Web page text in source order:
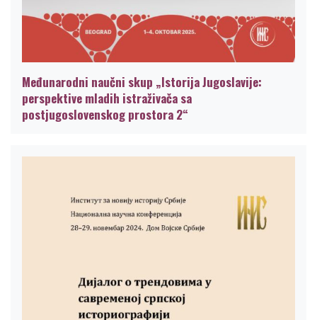
Međunarodni naučni skup „Istorija Jugoslavije:
perspektive mladih istraživača sa
postjugoslovenskog prostora 2“